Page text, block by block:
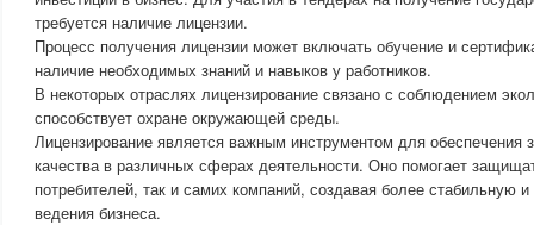
требуется наличие лицензии.
Процесс получения лицензии может включать обучение и
наличие необходимых знаний и навыков у работников.
В некоторых отраслях лицензирование связано с соблюдением
способствует охране окружающей среды.
Лицензирование является важным инструментом для обеспечения
качества в различных сферах деятельности. Оно помогает
потребителей, так и самих компаний, создавая более стабильную
ведения бизнеса.